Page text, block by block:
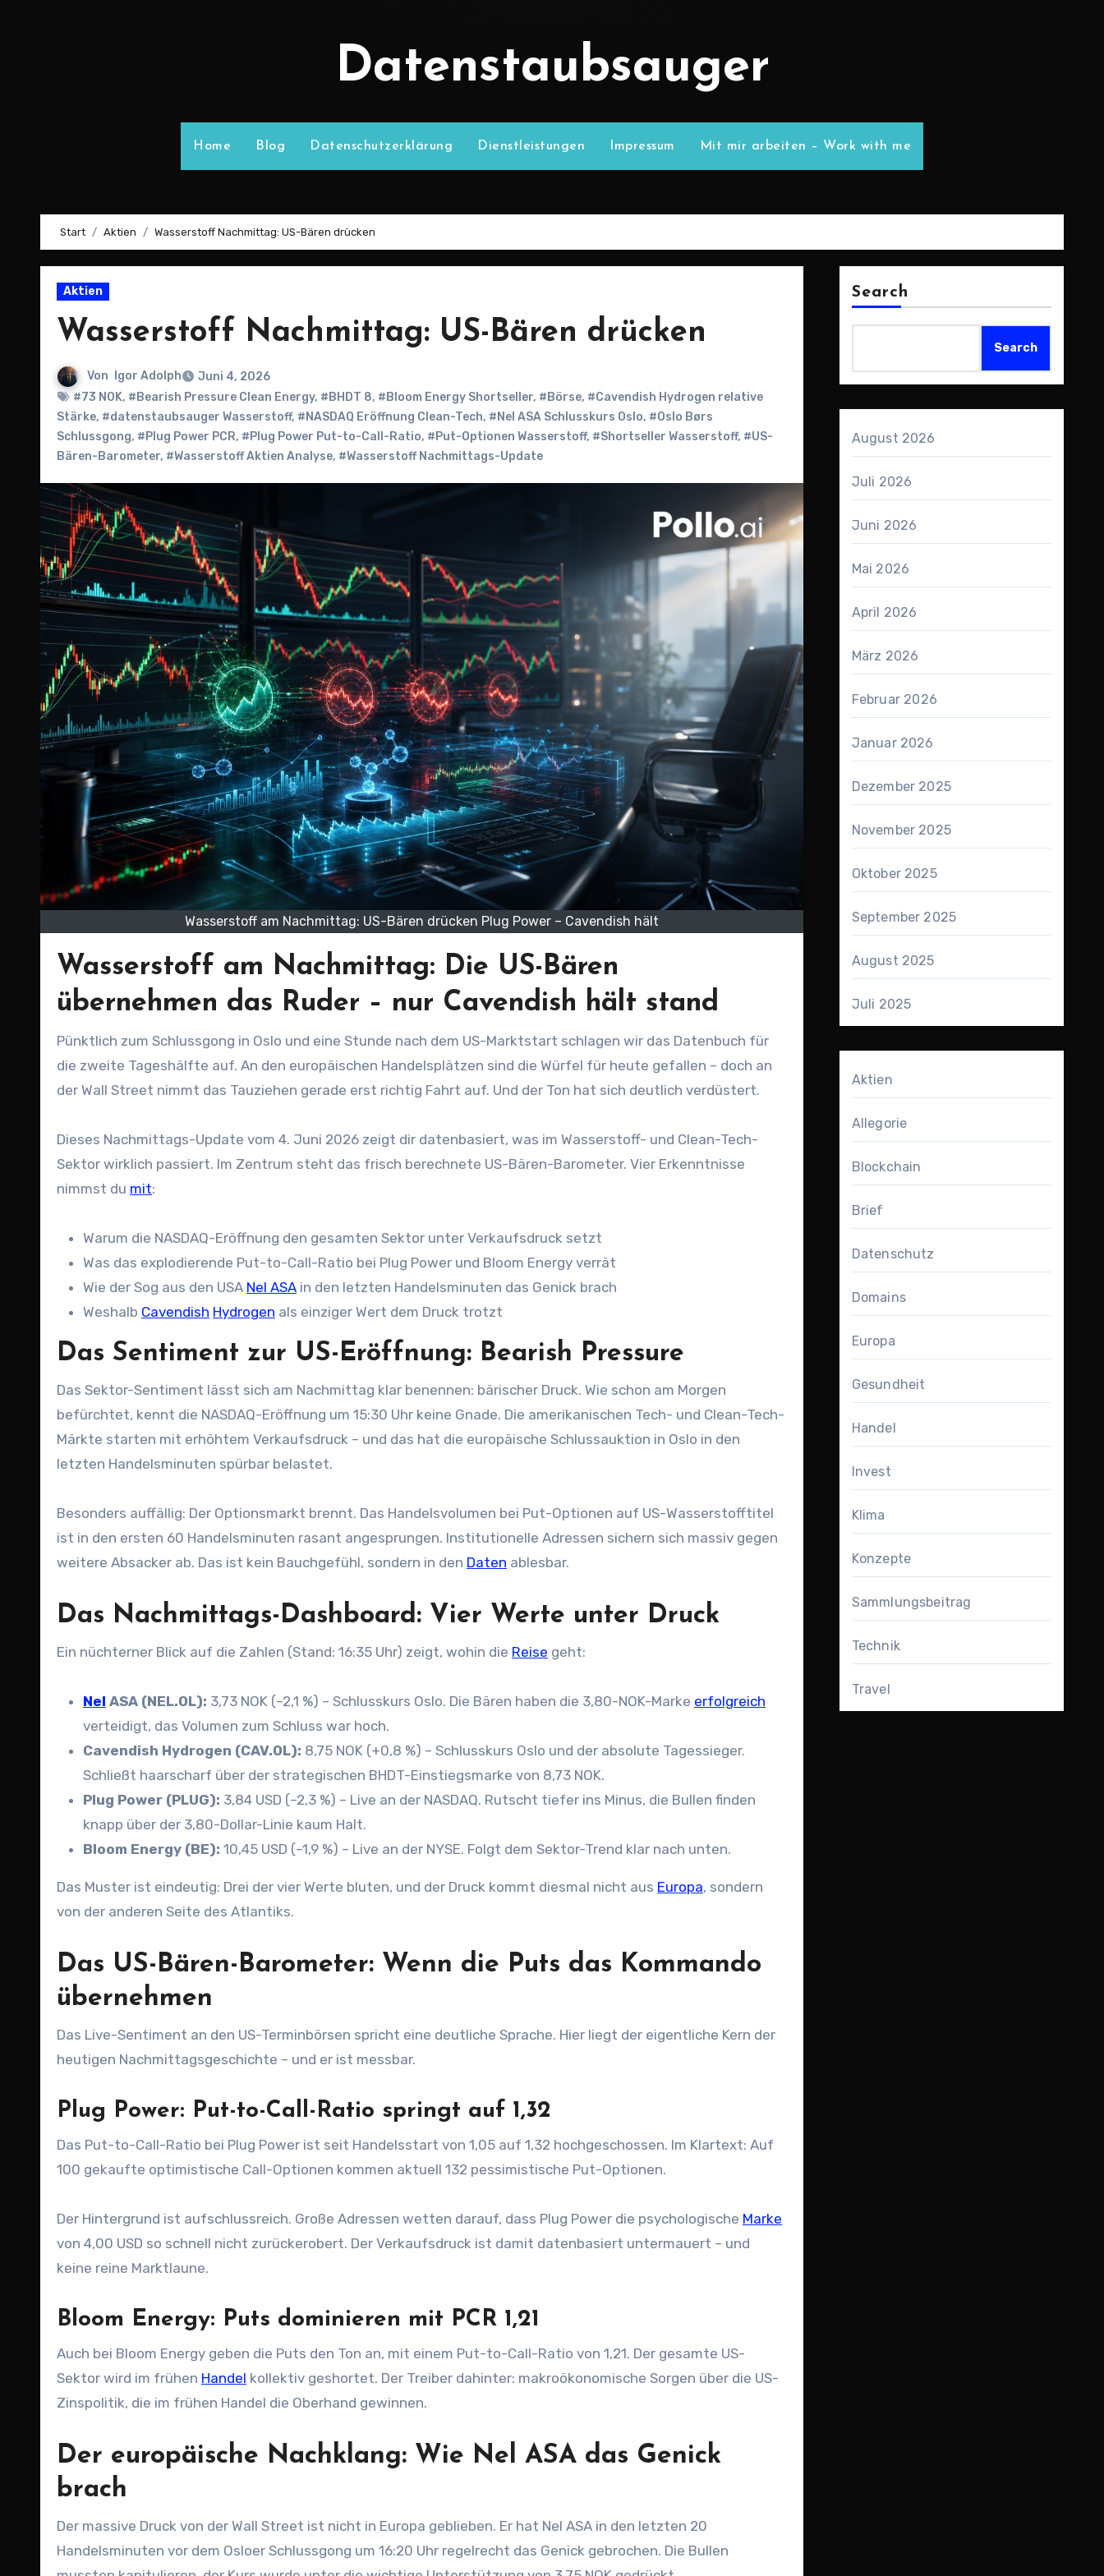
Datenstaubsauger
Home Blog Datenschutzerklärung Dienstleistungen Impressum Mit mir arbeiten – Work with me
Start Aktien Wasserstoff Nachmittag: US-Bären drücken
Aktien
Wasserstoff Nachmittag: US-Bären drücken
Von Igor Adolph
Juni 4, 2026
#73 NOK, #Bearish Pressure Clean Energy, #BHDT 8, #Bloom Energy Shortseller, #Börse, #Cavendish Hydrogen relative
Stärke, #datenstaubsauger Wasserstoff, #NASDAQ Eröffnung Clean-Tech, #Nel ASA Schlusskurs Oslo, #Oslo Børs
Schlussgong, #Plug Power PCR, #Plug Power Put-to-Call-Ratio, #Put-Optionen Wasserstoff, #Shortseller Wasserstoff, #US-
Bären-Barometer, #Wasserstoff Aktien Analyse, #Wasserstoff Nachmittags-Update
Wasserstoff am Nachmittag: US-Bären drücken Plug Power – Cavendish hält
Wasserstoff am Nachmittag: Die US-Bären
übernehmen das Ruder – nur Cavendish hält stand
Pünktlich zum Schlussgong in Oslo und eine Stunde nach dem US-Marktstart schlagen wir das Datenbuch für
die zweite Tageshälfte auf. An den europäischen Handelsplätzen sind die Würfel für heute gefallen – doch an
der Wall Street nimmt das Tauziehen gerade erst richtig Fahrt auf. Und der Ton hat sich deutlich verdüstert.
Dieses Nachmittags-Update vom 4. Juni 2026 zeigt dir datenbasiert, was im Wasserstoff- und Clean-Tech-
Sektor wirklich passiert. Im Zentrum steht das frisch berechnete US-Bären-Barometer. Vier Erkenntnisse
nimmst du mit:
Warum die NASDAQ-Eröffnung den gesamten Sektor unter Verkaufsdruck setzt
Was das explodierende Put-to-Call-Ratio bei Plug Power und Bloom Energy verrät
Wie der Sog aus den USA Nel ASA in den letzten Handelsminuten das Genick brach
Weshalb Cavendish Hydrogen als einziger Wert dem Druck trotzt
Das Sentiment zur US-Eröffnung: Bearish Pressure
Das Sektor-Sentiment lässt sich am Nachmittag klar benennen: bärischer Druck. Wie schon am Morgen
befürchtet, kennt die NASDAQ-Eröffnung um 15:30 Uhr keine Gnade. Die amerikanischen Tech- und Clean-Tech-
Märkte starten mit erhöhtem Verkaufsdruck – und das hat die europäische Schlussauktion in Oslo in den
letzten Handelsminuten spürbar belastet.
Besonders auffällig: Der Optionsmarkt brennt. Das Handelsvolumen bei Put-Optionen auf US-Wasserstofftitel
ist in den ersten 60 Handelsminuten rasant angesprungen. Institutionelle Adressen sichern sich massiv gegen
weitere Absacker ab. Das ist kein Bauchgefühl, sondern in den Daten ablesbar.
Das Nachmittags-Dashboard: Vier Werte unter Druck
Ein nüchterner Blick auf die Zahlen (Stand: 16:35 Uhr) zeigt, wohin die Reise geht:
Nel ASA (NEL.OL): 3,73 NOK (–2,1 %) – Schlusskurs Oslo. Die Bären haben die 3,80-NOK-Marke erfolgreich
verteidigt, das Volumen zum Schluss war hoch.
Cavendish Hydrogen (CAV.OL): 8,75 NOK (+0,8 %) – Schlusskurs Oslo und der absolute Tagessieger.
Schließt haarscharf über der strategischen BHDT-Einstiegsmarke von 8,73 NOK.
Plug Power (PLUG): 3,84 USD (–2,3 %) – Live an der NASDAQ. Rutscht tiefer ins Minus, die Bullen finden
knapp über der 3,80-Dollar-Linie kaum Halt.
Bloom Energy (BE): 10,45 USD (–1,9 %) – Live an der NYSE. Folgt dem Sektor-Trend klar nach unten.
Das Muster ist eindeutig: Drei der vier Werte bluten, und der Druck kommt diesmal nicht aus Europa, sondern
von der anderen Seite des Atlantiks.
Das US-Bären-Barometer: Wenn die Puts das Kommando
übernehmen
Das Live-Sentiment an den US-Terminbörsen spricht eine deutliche Sprache. Hier liegt der eigentliche Kern der
heutigen Nachmittagsgeschichte – und er ist messbar.
Plug Power: Put-to-Call-Ratio springt auf 1,32
Das Put-to-Call-Ratio bei Plug Power ist seit Handelsstart von 1,05 auf 1,32 hochgeschossen. Im Klartext: Auf
100 gekaufte optimistische Call-Optionen kommen aktuell 132 pessimistische Put-Optionen.
Der Hintergrund ist aufschlussreich. Große Adressen wetten darauf, dass Plug Power die psychologische Marke
von 4,00 USD so schnell nicht zurückerobert. Der Verkaufsdruck ist damit datenbasiert untermauert – und
keine reine Marktlaune.
Bloom Energy: Puts dominieren mit PCR 1,21
Auch bei Bloom Energy geben die Puts den Ton an, mit einem Put-to-Call-Ratio von 1,21. Der gesamte US-
Sektor wird im frühen Handel kollektiv geshortet. Der Treiber dahinter: makroökonomische Sorgen über die US-
Zinspolitik, die im frühen Handel die Oberhand gewinnen.
Der europäische Nachklang: Wie Nel ASA das Genick
brach
Der massive Druck von der Wall Street ist nicht in Europa geblieben. Er hat Nel ASA in den letzten 20
Handelsminuten vor dem Osloer Schlussgong um 16:20 Uhr regelrecht das Genick gebrochen. Die Bullen
Search
Search
August 2026
Juli 2026
Juni 2026
Mai 2026
April 2026
März 2026
Februar 2026
Januar 2026
Dezember 2025
November 2025
Oktober 2025
September 2025
August 2025
Juli 2025
Aktien
Allegorie
Blockchain
Brief
Datenschutz
Domains
Europa
Gesundheit
Handel
Invest
Klima
Konzepte
Sammlungsbeitrag
Technik
Travel